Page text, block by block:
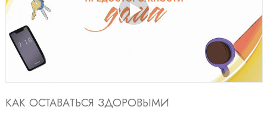
Play
КАК ОСТАВАТЬСЯ ЗДОРОВЫМИ